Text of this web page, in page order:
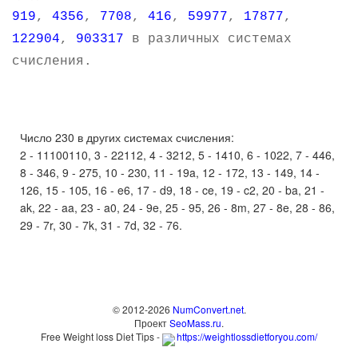
919, 4356, 7708, 416, 59977, 17877,
122904, 903317 в различных системах
счисления.
Число 230 в других системах счисления:
2 - 11100110, 3 - 22112, 4 - 3212, 5 - 1410, 6 - 1022, 7 - 446,
8 - 346, 9 - 275, 10 - 230, 11 - 19a, 12 - 172, 13 - 149, 14 -
126, 15 - 105, 16 - e6, 17 - d9, 18 - ce, 19 - c2, 20 - ba, 21 -
ak, 22 - aa, 23 - a0, 24 - 9e, 25 - 95, 26 - 8m, 27 - 8e, 28 - 86,
29 - 7r, 30 - 7k, 31 - 7d, 32 - 76.
© 2012-2026 NumConvert.net.
ПроектSeoMass.ru.
Free Weight loss Diet Tips -
https://weightlossdietforyou.com/